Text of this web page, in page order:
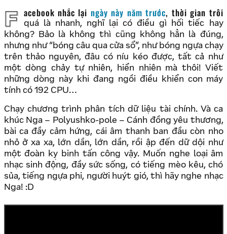
Facebook nhắc lại ngày này năm trước, thời gian trôi
quá là nhanh, nghĩ lại có điều gì hối tiếc hay
không? Bảo là không thì cũng không hẳn là đúng,
nhưng như “bóng câu qua cửa sổ”, như bóng ngựa chạy
trên thảo nguyên, đâu có níu kéo được, tất cả như
một dòng chảy tự nhiên, hiển nhiên mà thôi! Viết
những dòng này khi đang ngồi điều khiển con máy
tính có 192 CPU…
Chạy chương trình phân tích dữ liệu tài chính. Và ca
khúc Nga – Polyushko-pole – Cánh đồng yêu thương,
bài ca đầy cảm hứng, cái âm thanh ban đầu còn nho
nhỏ ở xa xa, lớn dần, lớn dần, rồi ập đến dữ dội như
một đoàn kỵ binh tấn công vậy. Muốn nghe loại âm
nhạc sinh động, đầy sức sống, có tiếng mèo kêu, chó
sủa, tiếng ngựa phi, người huýt gió, thì hãy nghe nhạc
Nga! :D